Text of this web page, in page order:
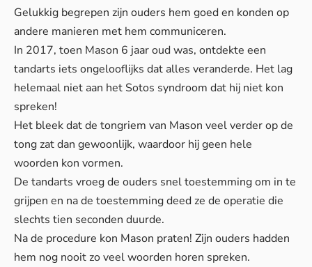
Gelukkig begrepen zijn ouders hem goed en konden op
andere manieren met hem communiceren.
In 2017, toen Mason 6 jaar oud was, ontdekte een
tandarts iets ongelooflijks dat alles veranderde. Het lag
helemaal niet aan het Sotos syndroom dat hij niet kon
spreken!
Het bleek dat de tongriem van Mason veel verder op de
tong zat dan gewoonlijk, waardoor hij geen hele
woorden kon vormen.
De tandarts vroeg de ouders snel toestemming om in te
grijpen en na de toestemming deed ze de operatie die
slechts tien seconden duurde.
Na de procedure kon Mason praten! Zijn ouders hadden
hem nog nooit zo veel woorden horen spreken.